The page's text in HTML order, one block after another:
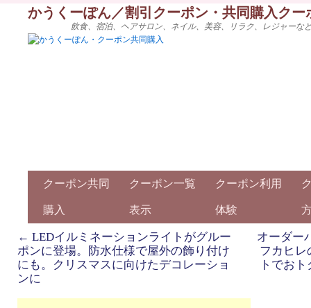
かうくーぽん／割引クーポン・共同購入ク
飲食、宿泊、ヘアサロン、ネイル、美容、リラク、レジャー
クーポン共同
購入
クーポン一覧
表示
クーポン利用
体験
← LEDイルミネーションライトがグルー
ポンに登場。防水仕様で屋外の飾り付け
にも。クリスマスに向けたデコレーショ
ンに
オーダー
フカヒレ
トでお